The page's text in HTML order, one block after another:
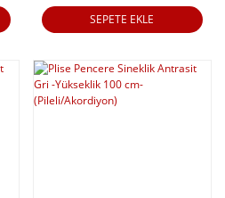
SEPETE EKLE